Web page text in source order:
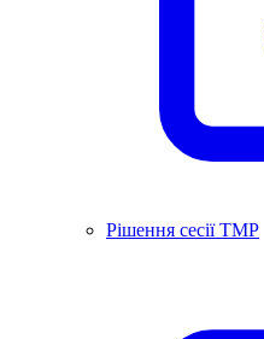
Рішення сесії ТМР